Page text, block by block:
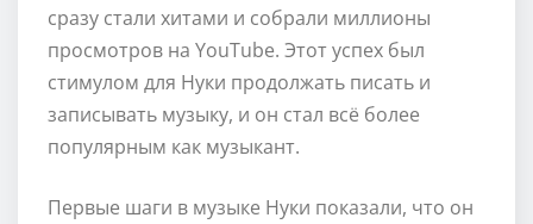
сразу стали хитами и собрали миллионы
просмотров на YouTube. Этот успех был
стимулом для Нуки продолжать писать и
записывать музыку, и он стал всё более
популярным как музыкант.
Первые шаги в музыке Нуки показали, что он